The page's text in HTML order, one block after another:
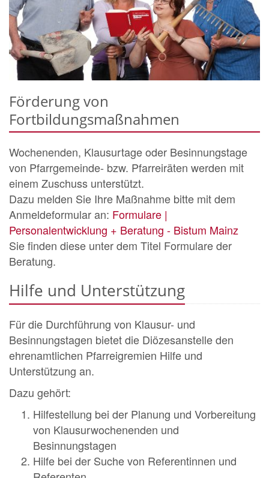
Förderung von
Fortbildungsmaßnahmen
Wochenenden, Klausurtage oder Besinnungstage
von Pfarrgemeinde- bzw. Pfarreiräten werden mit
einem Zuschuss unterstützt.
Dazu melden Sie Ihre Maßnahme bitte mit dem
Anmeldeformular an: Formulare |
Personalentwicklung + Beratung - Bistum Mainz
Sie finden diese unter dem Titel Formulare der
Beratung.
Hilfe und Unterstützung
Für die Durchführung von Klausur- und
Besinnungstagen bietet die Diözesanstelle den
ehrenamtlichen Pfarreigremien Hilfe und
Unterstützung an.
Dazu gehört:
Hilfestellung bei der Planung und Vorbereitung
von Klausurwochenenden und
Besinnungstagen
Hilfe bei der Suche von Referentinnen und